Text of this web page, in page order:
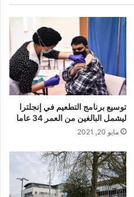
توسيع برنامج التطعيم في إنجلترا
ليشمل البالغين من العمر 34 عاما
مايو 20, 2021